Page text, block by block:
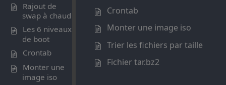
Rajout de
swap à chaud
Les 6 niveaux
de boot
Crontab
Monter une
image iso
Crontab
Monter une image iso
Trier les fichiers par taille
Fichier tar.bz2